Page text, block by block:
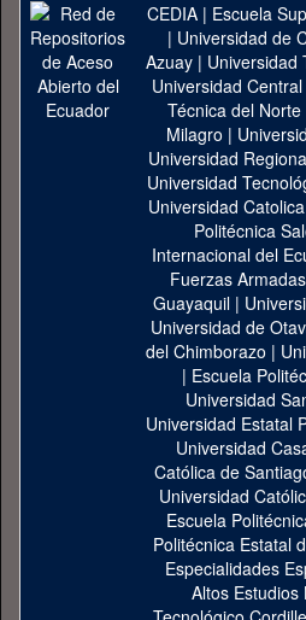
CEDIA| Escuela
| Universidad de
Azuay| Universidad
Universidad
Técnica del Norte
Milagro |
Universidad
Universidad
Universidad
Politécnica
Internacional del
Fuerzas
Guayaquil|
Universidad de
del Chimborazo |
| Escuela
Universidad
Universidad Estatal
Universidad
Católica de
Universidad
Escuela
Politécnica Estatal
Especialidades
Altos Estudios